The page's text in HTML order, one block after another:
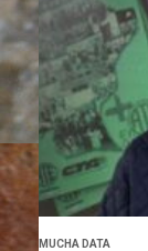
MUCHA DATA